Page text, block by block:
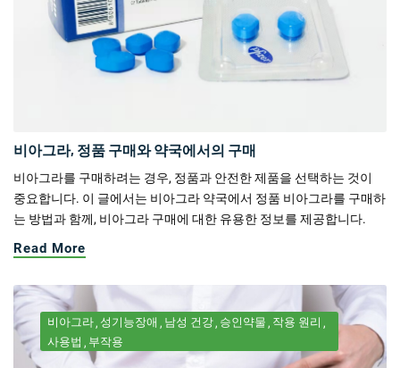
비아그라, 정품 구매와 약국에서의 구매
비아그라를 구매하려는 경우, 정품과 안전한 제품을 선택하는 것이
중요합니다. 이 글에서는 비아그라 약국에서 정품 비아그라를 구매하
는 방법과 함께, 비아그라 구매에 대한 유용한 정보를 제공합니다.
Read More
비아그라 성기능장애 남성 건강 승인약물 작용 원리
사용법
부작용